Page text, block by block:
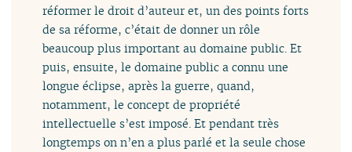
réformer le droit d’auteur et, un des points forts
de sa réforme, c’était de donner un rôle
beaucoup plus important au domaine public. Et
puis, ensuite, le domaine public a connu une
longue éclipse, après la guerre, quand,
notamment, le concept de propriété
intellectuelle s’est imposé. Et pendant très
longtemps on n’en a plus parlé et la seule chose